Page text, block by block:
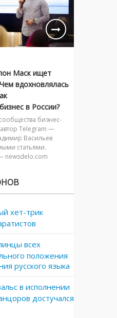
Маск ищет
вдохновлялась
в России?
бизнес-
Telegram —
Васильев
статьями.
newsdelo.com
хет-трик
всех
положения
русского языка
в исполнении
достучался